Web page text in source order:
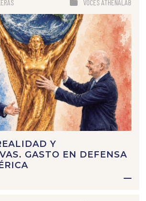
VOCES ATHENALAB
Y
GASTO EN DEFENSA